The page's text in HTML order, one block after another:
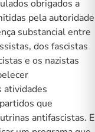
obrigados a
pela autoridade
dos fascistas
e os nazistas
atividades
que
antifascistas. E